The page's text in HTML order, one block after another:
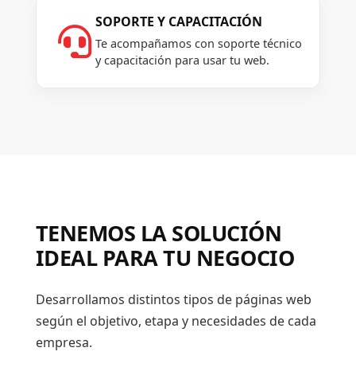

SOPORTE Y CAPACITACIÓN
Te acompañamos con soporte técnico
y capacitación para usar tu web.
TENEMOS LA SOLUCIÓN
IDEAL PARA TU NEGOCIO
Desarrollamos distintos tipos de páginas web
según el objetivo, etapa y necesidades de cada
empresa.